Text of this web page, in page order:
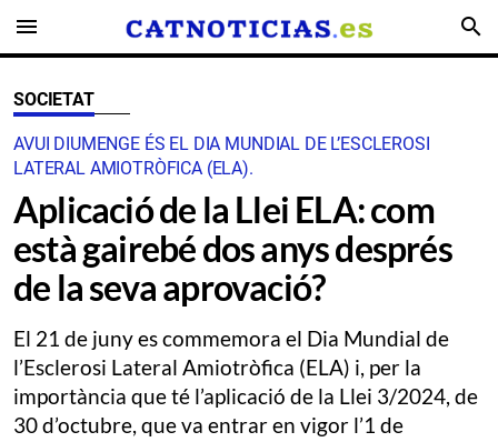
menu search
SOCIETAT
AVUI DIUMENGE ÉS EL DIA MUNDIAL DE L’ESCLEROSI
LATERAL AMIOTRÒFICA (ELA).
​Aplicació de la Llei ELA: com
està gairebé dos anys després
de la seva aprovació?
El 21 de juny es commemora el Dia Mundial de
l’Esclerosi Lateral Amiotròfica (ELA) i, per la
importància que té l’aplicació de la Llei 3/2024, de
30 d’octubre, que va entrar en vigor l’1 de